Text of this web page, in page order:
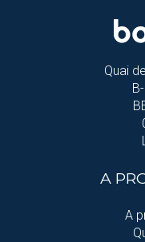
Quai
A
A